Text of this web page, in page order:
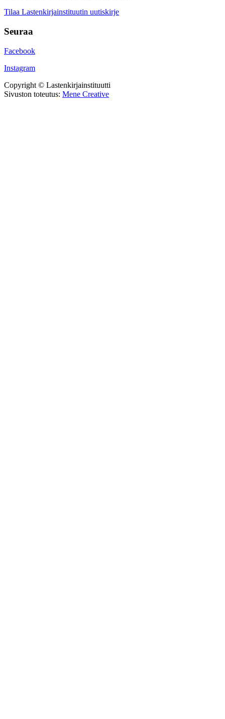
Tilaa Lastenkirjainstituutin uutiskirje
Seuraa
Facebook
Instagram
Copyright © Lastenkirjainstituutti
Sivuston toteutus: Mene Creative